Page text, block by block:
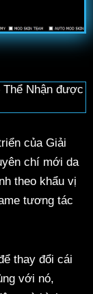
Thể Nhận được
của Giải
chí mới da
theo khẩu vị
tương tác
thay đổi cái
với nó,